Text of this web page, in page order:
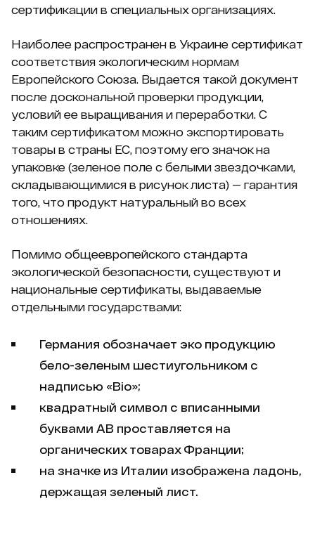
сертификации в специальных организациях.
Наиболее распространен в Украине сертификат
соответствия экологическим нормам
Европейского Союза. Выдается такой документ
после доскональной проверки продукции,
условий ее выращивания и переработки. С
таким сертификатом можно экспортировать
товары в страны ЕС, поэтому его значок на
упаковке (зеленое поле с белыми звездочками,
складывающимися в рисунок листа) — гарантия
того, что продукт натуральный во всех
отношениях.
Помимо общеевропейского стандарта
экологической безопасности, существуют и
национальные сертификаты, выдаваемые
отдельными государствами:
Германия обозначает эко продукцию
бело-зеленым шестиугольником с
надписью «Bio»;
квадратный символ с вписанными
буквами АВ проставляется на
органических товарах Франции;
на значке из Италии изображена ладонь,
держащая зеленый лист.